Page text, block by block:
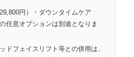
円）・ダウンタイムケア
任意オプションは別途となりま
ドフェイスリフト等との併用は、